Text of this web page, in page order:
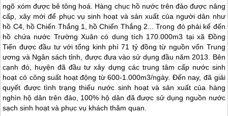
ngõ xóm được bê tông hoá. Hàng chục hồ nước trên đảo được nâng
cấp, xây mới để phục vụ sinh hoạt và sản xuất của người dân như
hồ C4, hồ Chiến Thắng 1, hồ Chiến Thắng 2... Trong đó phải kể đến
hồ chứa nước Trường Xuân có dung tích 170.000m3 tại xã Đồng
Tiến được đầu tư với tổng kinh phí 71 tỷ đồng từ nguồn vốn Trung
ương và Ngân sách tỉnh, được đưa vào sử dụng đầu năm 2013. Bên
cạnh đó, huyện đã đầu tư xây dựng các trung tâm cấp nước sinh
hoạt có công suất hoạt động từ 600-1.000m3/ngày. Đến nay, đã giải
quyết được tình trạng thiếu nước sinh hoạt và sản xuất của hàng
nghìn hộ dân trên đảo, 100% hộ dân đã được sử dụng nguồn nước
sạch sinh hoạt và phục vụ khách thăm quan.